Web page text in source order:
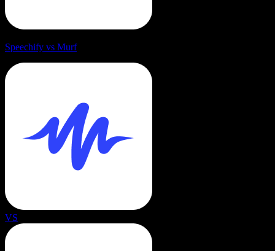
Speechify vs Murf
VS